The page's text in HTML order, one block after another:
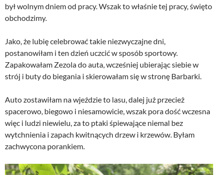
był wolnym dniem od pracy. Wszak to właśnie tej pracy, święto
obchodzimy.
Jako, że lubię celebrować takie niezwyczajne dni,
postanowiłam i ten dzień uczcić w sposób sportowy.
Zapakowałam Zezola do auta, wcześniej ubierając siebie w
strój i buty do biegania i skierowałam się w stronę Barbarki.
Auto zostawiłam na wjeździe to lasu, dalej już przecież
spacerowo, biegowo i niesamowicie, wszak pora dość wczesna
więc i ludzi niewielu, za to ptaki śpiewające niemal bez
wytchnienia i zapach kwitnących drzew i krzewów. Byłam
zachwycona porankiem.